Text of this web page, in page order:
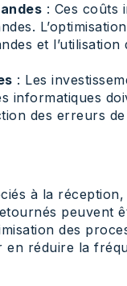
: Ces coûts
et l’utilisation
: Les
informatiques
des erreurs
à la
peuvent
des
en réduire la